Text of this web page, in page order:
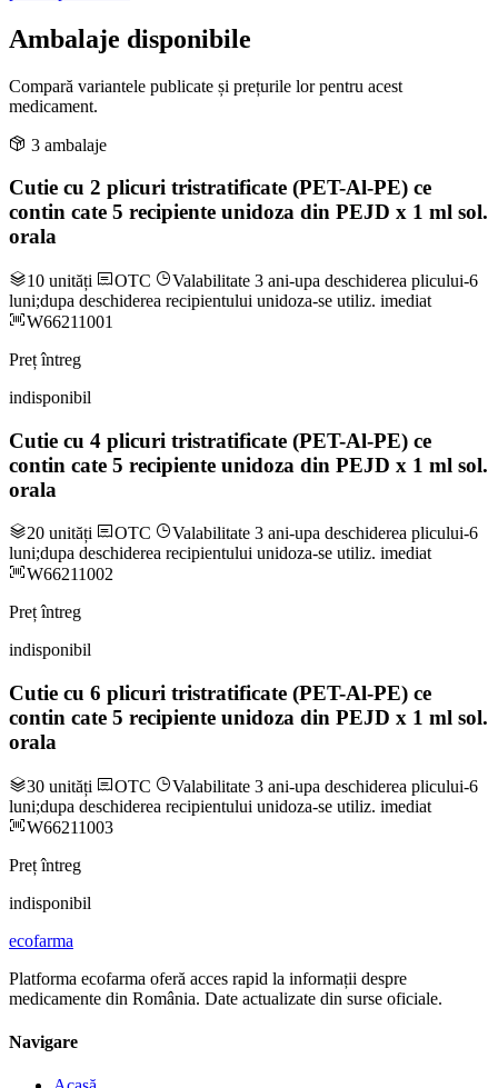
Ambalaje disponibile
Compară variantele publicate și prețurile lor pentru acest
medicament.
3 ambalaje
Cutie cu 2 plicuri tristratificate (PET-Al-PE) ce
contin cate 5 recipiente unidoza din PEJD x 1 ml sol.
orala
10 unități OTC
Valabilitate 3 ani-upa deschiderea plicului-6
luni;dupa deschiderea recipientului unidoza-se utiliz. imediat
W66211001
Preț întreg
indisponibil
Cutie cu 4 plicuri tristratificate (PET-Al-PE) ce
contin cate 5 recipiente unidoza din PEJD x 1 ml sol.
orala
20 unități OTC
Valabilitate 3 ani-upa deschiderea plicului-6
luni;dupa deschiderea recipientului unidoza-se utiliz. imediat
W66211002
Preț întreg
indisponibil
Cutie cu 6 plicuri tristratificate (PET-Al-PE) ce
contin cate 5 recipiente unidoza din PEJD x 1 ml sol.
orala
30 unități OTC
Valabilitate 3 ani-upa deschiderea plicului-6
luni;dupa deschiderea recipientului unidoza-se utiliz. imediat
W66211003
Preț întreg
indisponibil
ecofarma
Platforma ecofarma oferă acces rapid la informații despre
medicamente din România. Date actualizate din surse oficiale.
Navigare